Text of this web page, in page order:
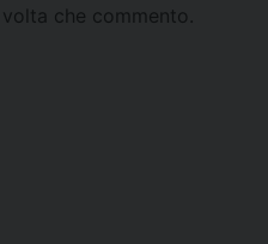
che commento.